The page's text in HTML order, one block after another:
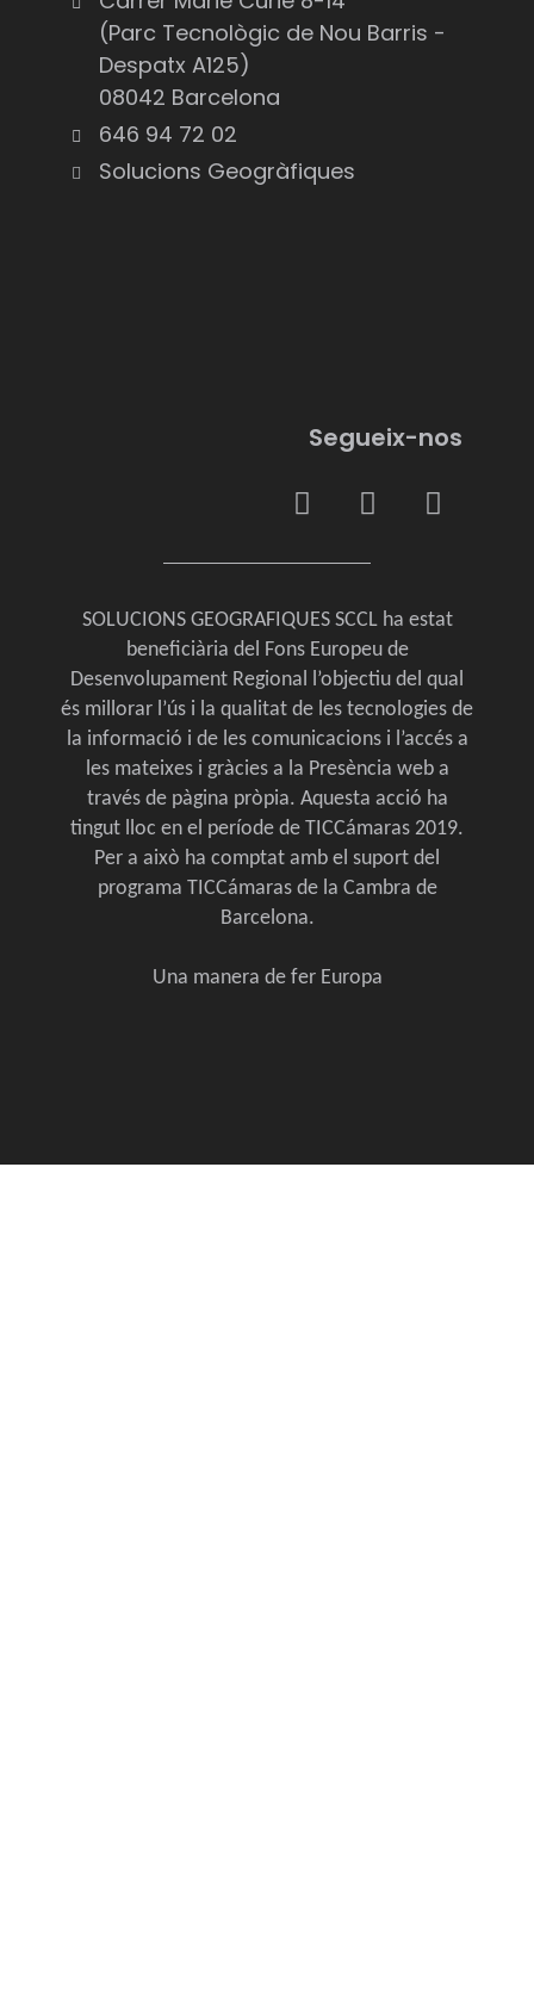
(Parc Tecnològic de Nou Barris -
Despatx A125)
08042 Barcelona
646 94 72 02
Solucions Geogràfiques
Segueix-nos
SOLUCIONS GEOGRAFIQUES SCCL ha estat
beneficiària del Fons Europeu de
Desenvolupament Regional l’objectiu del qual
és millorar l’ús i la qualitat de les tecnologies de
la informació i de les comunicacions i l’accés a
les mateixes i gràcies a la Presència web a
través de pàgina pròpia. Aquesta acció ha
tingut lloc en el període de TICCámaras 2019.
Per a això ha comptat amb el suport del
programa TICCámaras de la Cambra de
Barcelona.
Una manera de fer Europa